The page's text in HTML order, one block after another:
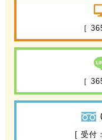
［
［
[ 受付